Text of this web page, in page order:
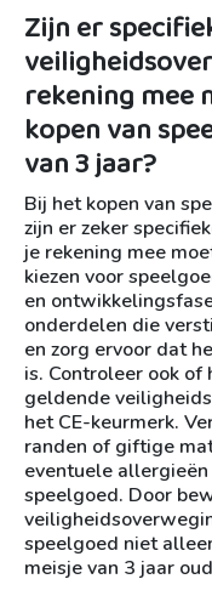
Zijn er
rekening mee
kopen van
van 3 jaar?
Bij het kopen van
zijn er zeker
je rekening mee
kiezen voor
en
onderdelen die
en zorg ervoor dat
is. Controleer ook
geldende
het CE-keurmerk.
randen of giftige
eventuele
speelgoed. Door
speelgoed niet
meisje van 3 jaar